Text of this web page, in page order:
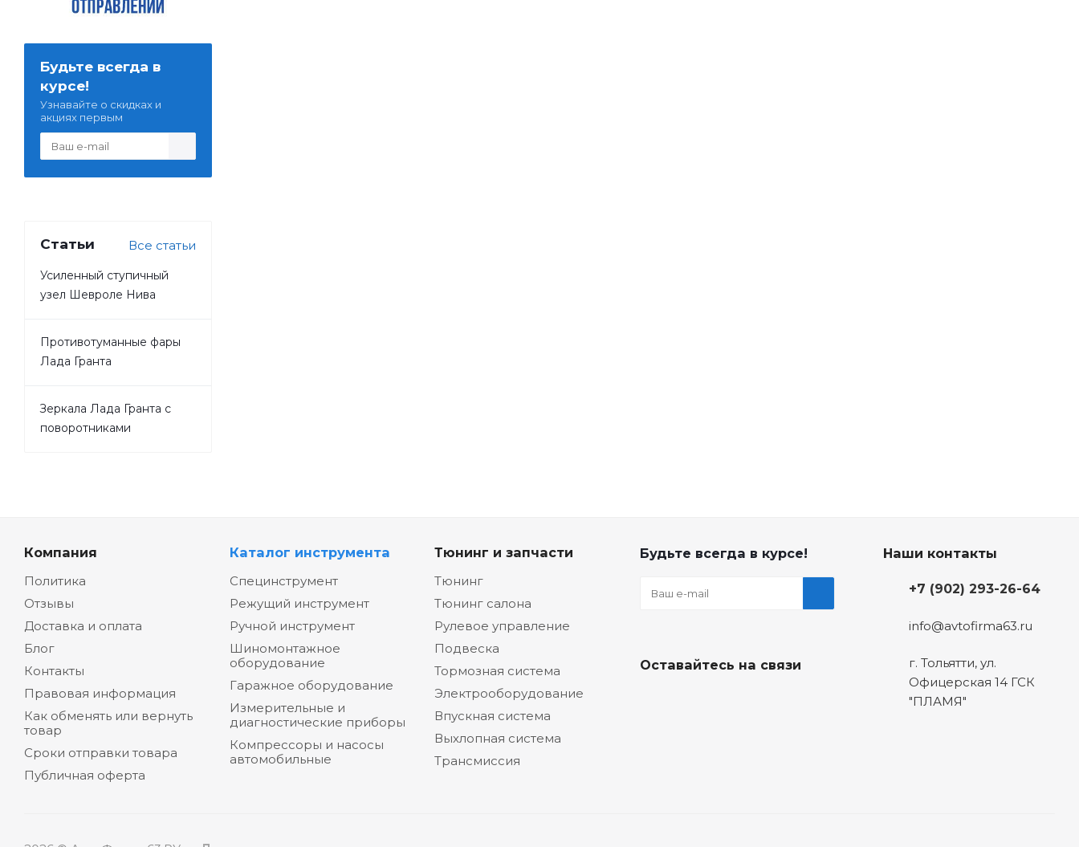
Будьте всегда в
курсе!
Узнавайте о скидках и
акциях первым
Статьи Все статьи
Усиленный ступичный
узел Шевроле Нива
Противотуманные фары
Лада Гранта
Зеркала Лада Гранта с
поворотниками
Компания
Политика
Отзывы
Доставка и оплата
Блог
Контакты
Правовая информация
Как обменять или вернуть
товар
Сроки отправки товара
Публичная оферта
Каталог инструмента
Специнструмент
Режущий инструмент
Ручной инструмент
Шиномонтажное
оборудование
Гаражное оборудование
Измерительные и
диагностические приборы
Компрессоры и насосы
автомобильные
Тюнинг и запчасти
Тюнинг
Тюнинг салона
Рулевое управление
Подвеска
Тормозная система
Электрооборудование
Впускная система
Выхлопная система
Трансмиссия
Будьте всегда в курсе!
Оставайтесь на связи
Наши контакты
+7 (902) 293-26-64
info@avtofirma63.ru
г. Тольятти, ул.
Офицерская 14 ГСК
"ПЛАМЯ"